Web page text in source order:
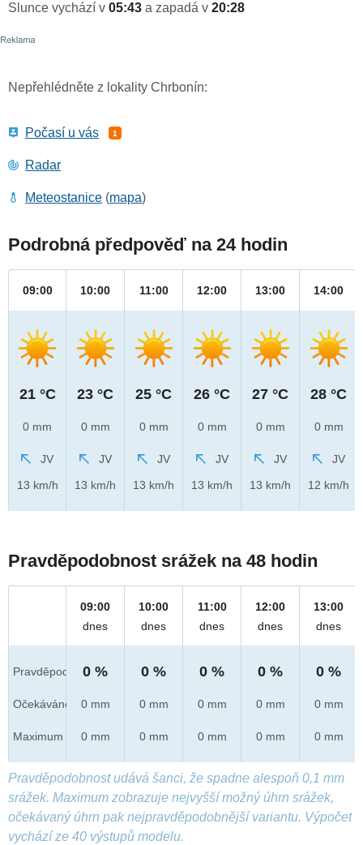
Slunce vychází v 05:43 a zapadá v 20:28
Nepřehlédněte z lokality Chrbonín:
Počasí u vás 1
Radar
Meteostanice (mapa)
Podrobná předpověď na 24 hodin
09:00
21 °C
0 mm
JV
13 km/h
10:00
23 °C
0 mm
JV
13 km/h
11:00
25 °C
0 mm
JV
13 km/h
12:00
26 °C
0 mm
JV
13 km/h
13:00
27 °C
0 mm
JV
13 km/h
14:00
28 °C
0 mm
JV
12 km/h
Pravděpodobnost srážek na 48 hodin
Pravděpod.
Očekáváno
Maximum
09:00
dnes
0 %
0 mm
0 mm
10:00
dnes
0 %
0 mm
0 mm
11:00
dnes
0 %
0 mm
0 mm
12:00
dnes
0 %
0 mm
0 mm
13:00
dnes
0 %
0 mm
0 mm
Pravděpodobnost udává šanci, že spadne alespoň 0,1 mm
srážek. Maximum zobrazuje nejvyšší možný úhrn srážek,
očekávaný úhrn pak nejpravděpodobnější variantu. Výpočet
vychází ze 40 výstupů modelu.